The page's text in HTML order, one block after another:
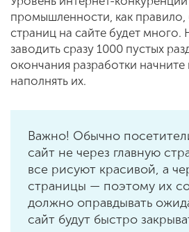
промышленности, как
страниц на сайте будет много.
заводить сразу 1000 пустых
окончания разработки
наполнять их.
Важно! Обычно
сайт не через главную
все рисуют красивой, а
страницы — поэтому их
должно оправдывать
сайт будут быстро